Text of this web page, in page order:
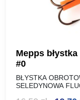
Mepps
#0
BŁYSTKA
SELEDYNOWA